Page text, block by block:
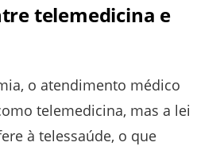
telemedicina e
o atendimento médico
telemedicina, mas a lei
à telessaúde, o que